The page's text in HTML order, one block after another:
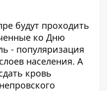
будут проходить
ко Дню
- популяризация
населения. А
кровь